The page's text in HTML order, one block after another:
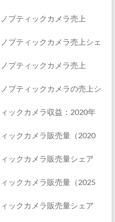
プティックカメラ売上
プティックカメラ売上シェ
プティックカメラ売上
プティックカメラの売上シ
ックカメラ収益：2020年
ックカメラ販売量（2020
ックカメラ販売量シェア
ックカメラ販売量（2025
ックカメラ販売量シェア